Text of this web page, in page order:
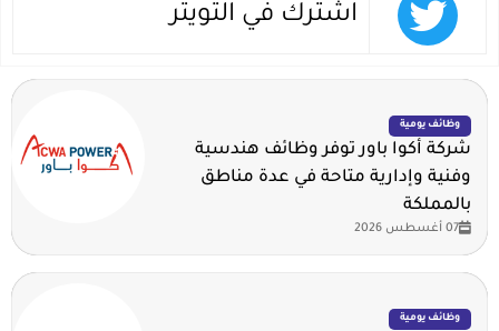
اشترك في التويتر
وظائف يومية
شركة أكوا باور توفر وظائف هندسية
وفنية وإدارية متاحة في عدة مناطق
بالمملكة
07 أغسطس 2026
وظائف يومية